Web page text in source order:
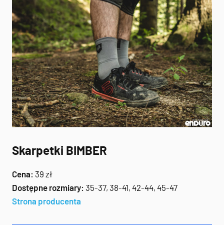
Skarpetki BIMBER
Cena: 39 zł
Dostępne rozmiary: 35-37, 38-41, 42-44, 45-47
Strona producenta